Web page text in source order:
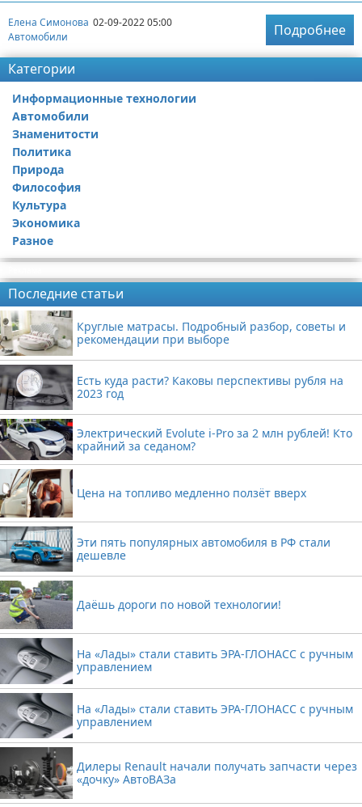
Елена Симонова 02-09-2022 05:00
Автомобили
Подробнее
Категории
Информационные технологии
Автомобили
Знаменитости
Политика
Природа
Философия
Культура
Экономика
Разное
Последние статьи
Круглые матрасы. Подробный разбор, советы и
рекомендации при выборе
Есть куда расти? Каковы перспективы рубля на
2023 год
Электрический Evolute i-Pro за 2 млн рублей! Кто
крайний за седаном?
Цена на топливо медленно ползёт вверх
Эти пять популярных автомобиля в РФ стали
дешевле
Даёшь дороги по новой технологии!
На «Лады» стали ставить ЭРА-ГЛОНАСС с ручным
управлением
На «Лады» стали ставить ЭРА-ГЛОНАСС с ручным
управлением
Дилеры Renault начали получать запчасти через
«дочку» АвтоВАЗа